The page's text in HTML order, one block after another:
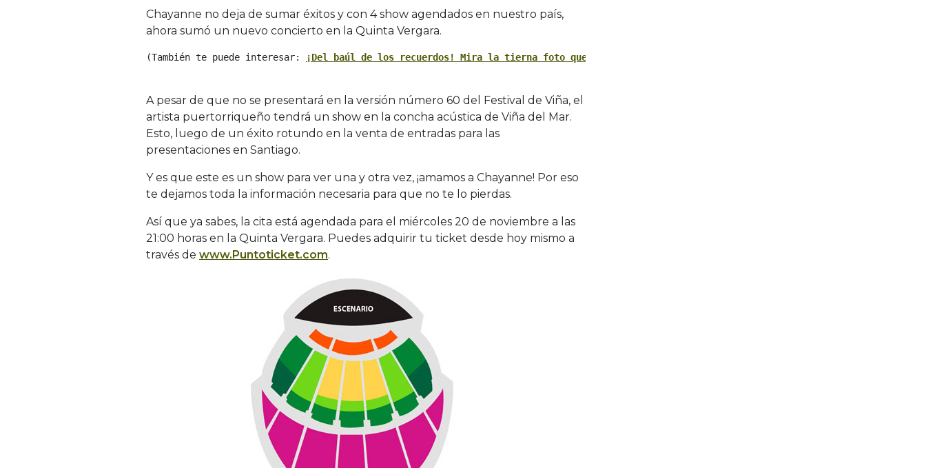
Chayanne no deja de sumar éxitos y con 4 show agendados en nuestro país,
ahora sumó un nuevo concierto en la Quinta Vergara.
(También te puede interesar: ¡Del baúl de los recuerdos! Mira la tierna foto que compartió Chayanne
A pesar de que no se presentará en la versión número 60 del Festival de Viña, el
artista puertorriqueño tendrá un show en la concha acústica de Viña del Mar.
Esto, luego de un éxito rotundo en la venta de entradas para las
presentaciones en Santiago.
Y es que este es un show para ver una y otra vez, ¡amamos a Chayanne! Por eso
te dejamos toda la información necesaria para que no te lo pierdas.
Así que ya sabes, la cita está agendada para el miércoles 20 de noviembre a las
21:00 horas en la Quinta Vergara. Puedes adquirir tu ticket desde hoy mismo a
través de www.Puntoticket.com.